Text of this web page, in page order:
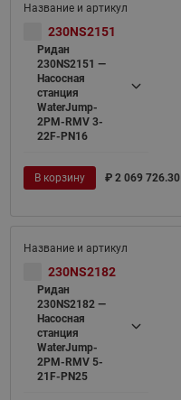
230NS2151
Ридан
230NS2151 —
Насосная
станция
WaterJump-
2PM-RMV 3-
22F-PN16
В корзину ₽ 2 069 726.30
230NS2182
Ридан
230NS2182 —
Насосная
станция
WaterJump-
2PM-RMV 5-
21F-PN25